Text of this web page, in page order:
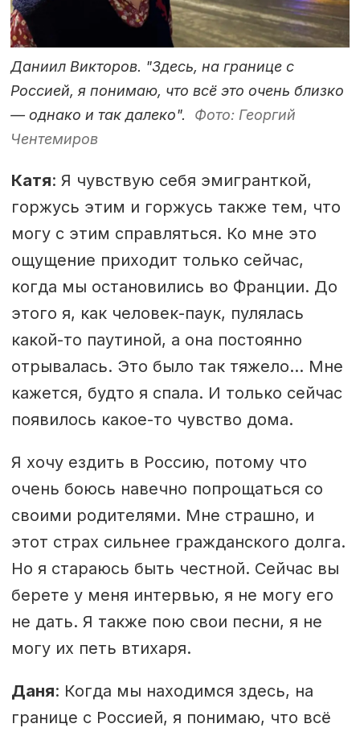
Даниил Викторов. "Здесь, на границе с
Россией, я понимаю, что всё это очень близко
— однако и так далеко".
Фото: Георгий
Чентемиров
Катя: Я чувствую себя эмигранткой,
горжусь этим и горжусь также тем, что
могу с этим справляться. Ко мне это
ощущение приходит только сейчас,
когда мы остановились во Франции. До
этого я, как человек-паук, пулялась
какой-то паутиной, а она постоянно
отрывалась. Это было так тяжело… Мне
кажется, будто я спала. И только сейчас
появилось какое-то чувство дома.
Я хочу ездить в Россию, потому что
очень боюсь навечно попрощаться со
своими родителями. Мне страшно, и
этот страх сильнее гражданского долга.
Но я стараюсь быть честной. Сейчас вы
берете у меня интервью, я не могу его
не дать. Я также пою свои песни, я не
могу их петь втихаря.
Даня: Когда мы находимся здесь, на
границе с Россией, я понимаю, что всё